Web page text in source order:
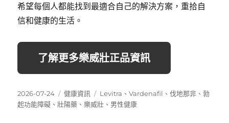
希望每個人都能找到最適合自己的解決方案，重拾自
信和健康的生活。
了解更多樂威壯正品資訊
發
佈
2026-07-24
分
類
健康資訊
標
籤
Levitra 、Vardenafil 、伐地那非 、勃
起功能障礙 、壯陽藥 、樂威壯 、 男性健康